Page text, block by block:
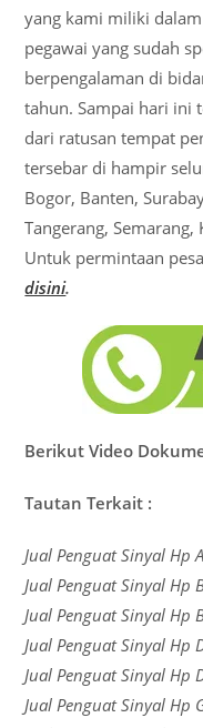
yang kami miliki
pegawai yang sudah
berpengalaman di
tahun. Sampai hari ini
dari ratusan tempat
tersebar di hampir
Bogor, Banten,
Tangerang,
Untuk permintaan
disini.
Berikut Video
Tautan Terkait :
Jual Penguat Sinyal Hp
Jual Penguat Sinyal Hp
Jual Penguat Sinyal Hp
Jual Penguat Sinyal Hp
Jual Penguat Sinyal Hp
Jual Penguat Sinyal Hp